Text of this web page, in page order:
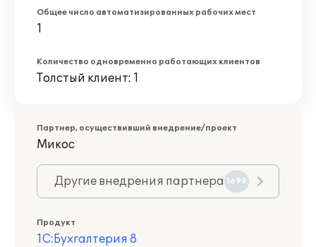
Общее число автоматизированных рабочих мест
1
Количество одновременно работающих клиентов
Толстый клиент: 1
Партнер, осуществивший внедрение/проект
Микос
Другие внедрения партнера 1699
Продукт
1С:Бухгалтерия 8